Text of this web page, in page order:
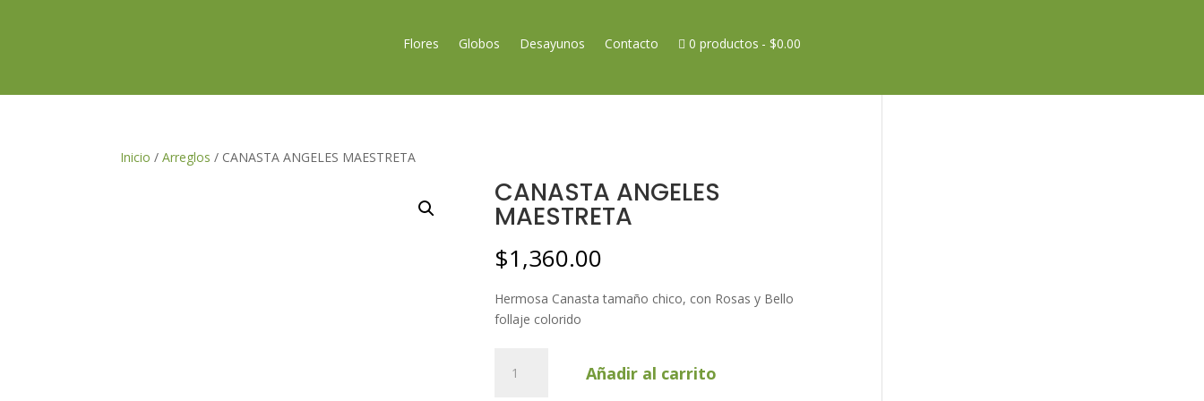
Flores Globos Desayunos Contacto 0 productos $0.00
Inicio /Arreglos / CANASTA ANGELES MAESTRETA
CANASTA ANGELES
MAESTRETA
$1,360.00
Hermosa Canasta tamaño chico, con Rosas y Bello
follaje colorido
ANGELES
Añadir al carrito